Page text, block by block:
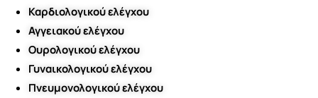
Καρδιολογικού ελέγχου
Αγγειακού ελέγχου
Ουρολογικού ελέγχου
Γυναικολογικού ελέγχου
Πνευμονολογικού ελέγχου